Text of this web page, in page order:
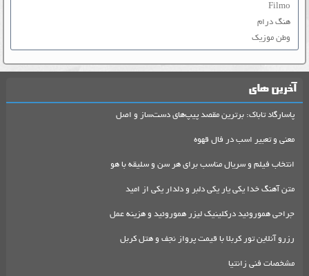
Filmo
هنگ درام
وطن موزیک
آخرین های
پاسارگاد تاباک: برترین مقصد پیپ‌های دست‌ساز و اصل
معنی و تعبیر اسب در فال قهوه
انتخاب فیلم و سریال مناسب برای هر سن و سلیقه با هو
متن آهنگ خدا یکی یار یکی دلبر و دلدار یکی از امید
جراحی هموروئید درکلینیک لیزر هموروئید و هزینه عمل
رزرو آنلاین تور کربلا با قیمت پرواز نجف و هتل کربل
مشخصات فنی زانتیا